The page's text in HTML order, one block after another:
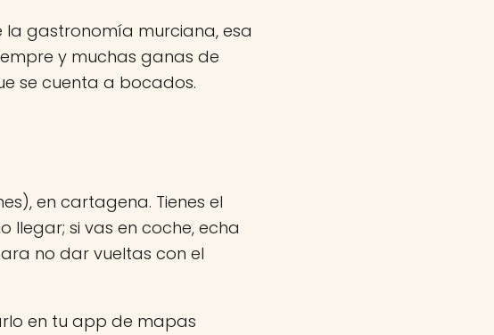
gastronomía murciana, esa
y muchas ganas de
se cuenta a bocados.
en cartagena. Tienes el
si vas en coche, echa
no dar vueltas con el
en tu app de mapas